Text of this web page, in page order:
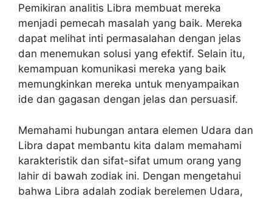
Pemikiran analitis Libra membuat mereka
menjadi pemecah masalah yang baik. Mereka
dapat melihat inti permasalahan dengan jelas
dan menemukan solusi yang efektif. Selain itu,
kemampuan komunikasi mereka yang baik
memungkinkan mereka untuk menyampaikan
ide dan gagasan dengan jelas dan persuasif.
Memahami hubungan antara elemen Udara dan
Libra dapat membantu kita dalam memahami
karakteristik dan sifat-sifat umum orang yang
lahir di bawah zodiak ini. Dengan mengetahui
bahwa Libra adalah zodiak berelemen Udara,